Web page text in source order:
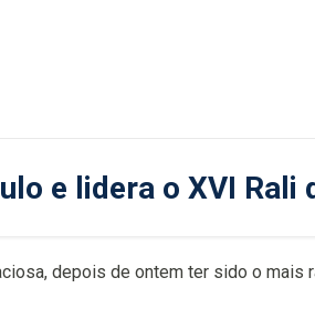
e lidera o XVI Rali
depois de ontem ter sido o mais